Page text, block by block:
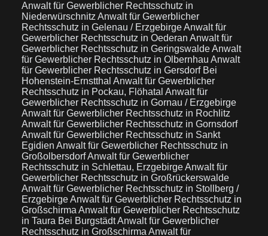
Anwalt für Gewerblicher Rechtsschutz in
Niederwürschnitz Anwalt für Gewerblicher
Rechtsschutz in Gelenau / ErzgebirgeAnwalt für
Gewerblicher Rechtsschutz in Oederan Anwalt für
Gewerblicher Rechtsschutz in GeringswaldeAnwalt
für Gewerblicher Rechtsschutz in Olbernhau Anwalt
für Gewerblicher Rechtsschutz in Gersdorf Bei
Hohenstein-Ernstthal Anwalt für Gewerblicher
Rechtsschutz in Pockau, Flöhatal Anwalt für
Gewerblicher Rechtsschutz in Gornau / Erzgebirge
Anwalt für Gewerblicher Rechtsschutz in Rochlitz
Anwalt für Gewerblicher Rechtsschutz in Gornsdorf
Anwalt für Gewerblicher Rechtsschutz in Sankt
Egidien Anwalt für Gewerblicher Rechtsschutz in
GroßolbersdorfAnwalt für Gewerblicher
Rechtsschutz in Schlettau, ErzgebirgeAnwalt für
Gewerblicher Rechtsschutz in Großrückerswalde
Anwalt für Gewerblicher Rechtsschutz in Stollberg /
ErzgebirgeAnwalt für Gewerblicher Rechtsschutz in
Großschirma Anwalt für Gewerblicher Rechtsschutz
in Taura Bei BurgstädtAnwalt für Gewerblicher
Rechtsschutz in Großschirma Anwalt für